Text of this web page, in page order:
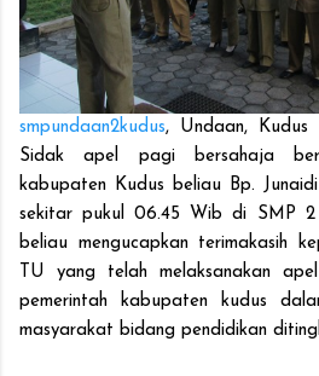
smpundaan2kudus, Undaan, Kudus
Sidak apel pagi bersahaja
kabupaten Kudus beliau Bp.
sekitar pukul 06.45 Wib di SMP
beliau mengucapkan terimakasih
TU yang telah melaksanakan
pemerintah kabupaten kudus
masyarakat bidang pendidikan